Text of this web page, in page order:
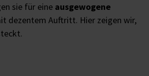
sie für eine ausgewogene
dezentem Auftritt. Hier zeigen wir,